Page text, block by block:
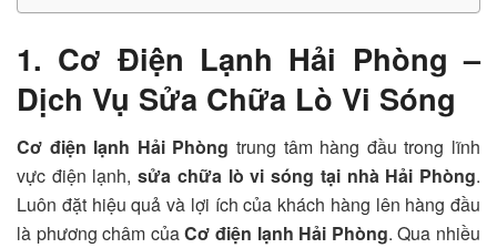
1. Cơ Điện Lạnh Hải Phòng –
Dịch Vụ Sửa Chữa Lò Vi Sóng
Cơ điện lạnh Hải Phòng trung tâm hàng đầu trong lĩnh
vực điện lạnh,sửa chữa lò vi sóng tại nhà Hải Phòng.
Luôn đặt hiệu quả và lợi ích của khách hàng lên hàng đầu
là phương châm củaCơ điện lạnh Hải Phòng. Qua nhiều